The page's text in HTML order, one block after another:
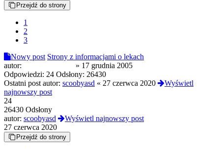
Przejdź do strony
1
2
3
Nowy post Strony z informacjami o lekach
autor:
» 17 grudnia 2005
Odpowiedzi: 24 Odsłony: 26430
Ostatni post autor: scoobyasd « 27 czerwca 2020
Wyświetl
najnowszy post
24
26430 Odsłony
autor: scoobyasd
Wyświetl najnowszy post
27 czerwca 2020
Przejdź do strony